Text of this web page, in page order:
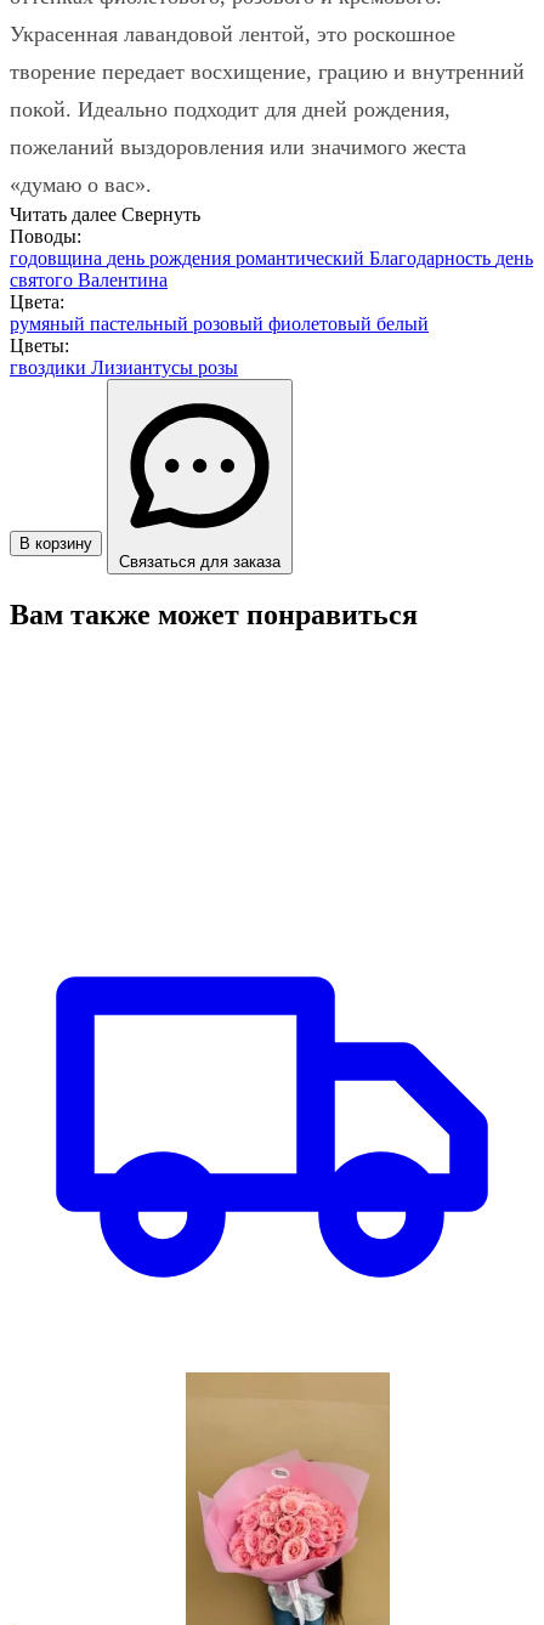
Украсенная лавандовой лентой, это роскошное
творение передает восхищение, грацию и внутренний
покой. Идеально подходит для дней рождения,
пожеланий выздоровления или значимого жеста
«думаю о вас».
Читать далее Свернуть
Поводы:
годовщина день рождения романтический Благодарность день
святого Валентина
Цвета:
румяный пастельный розовый фиолетовый белый
Цветы:
гвоздики Лизиантусы розы
В корзину
Связаться для заказа
Вам также может понравиться